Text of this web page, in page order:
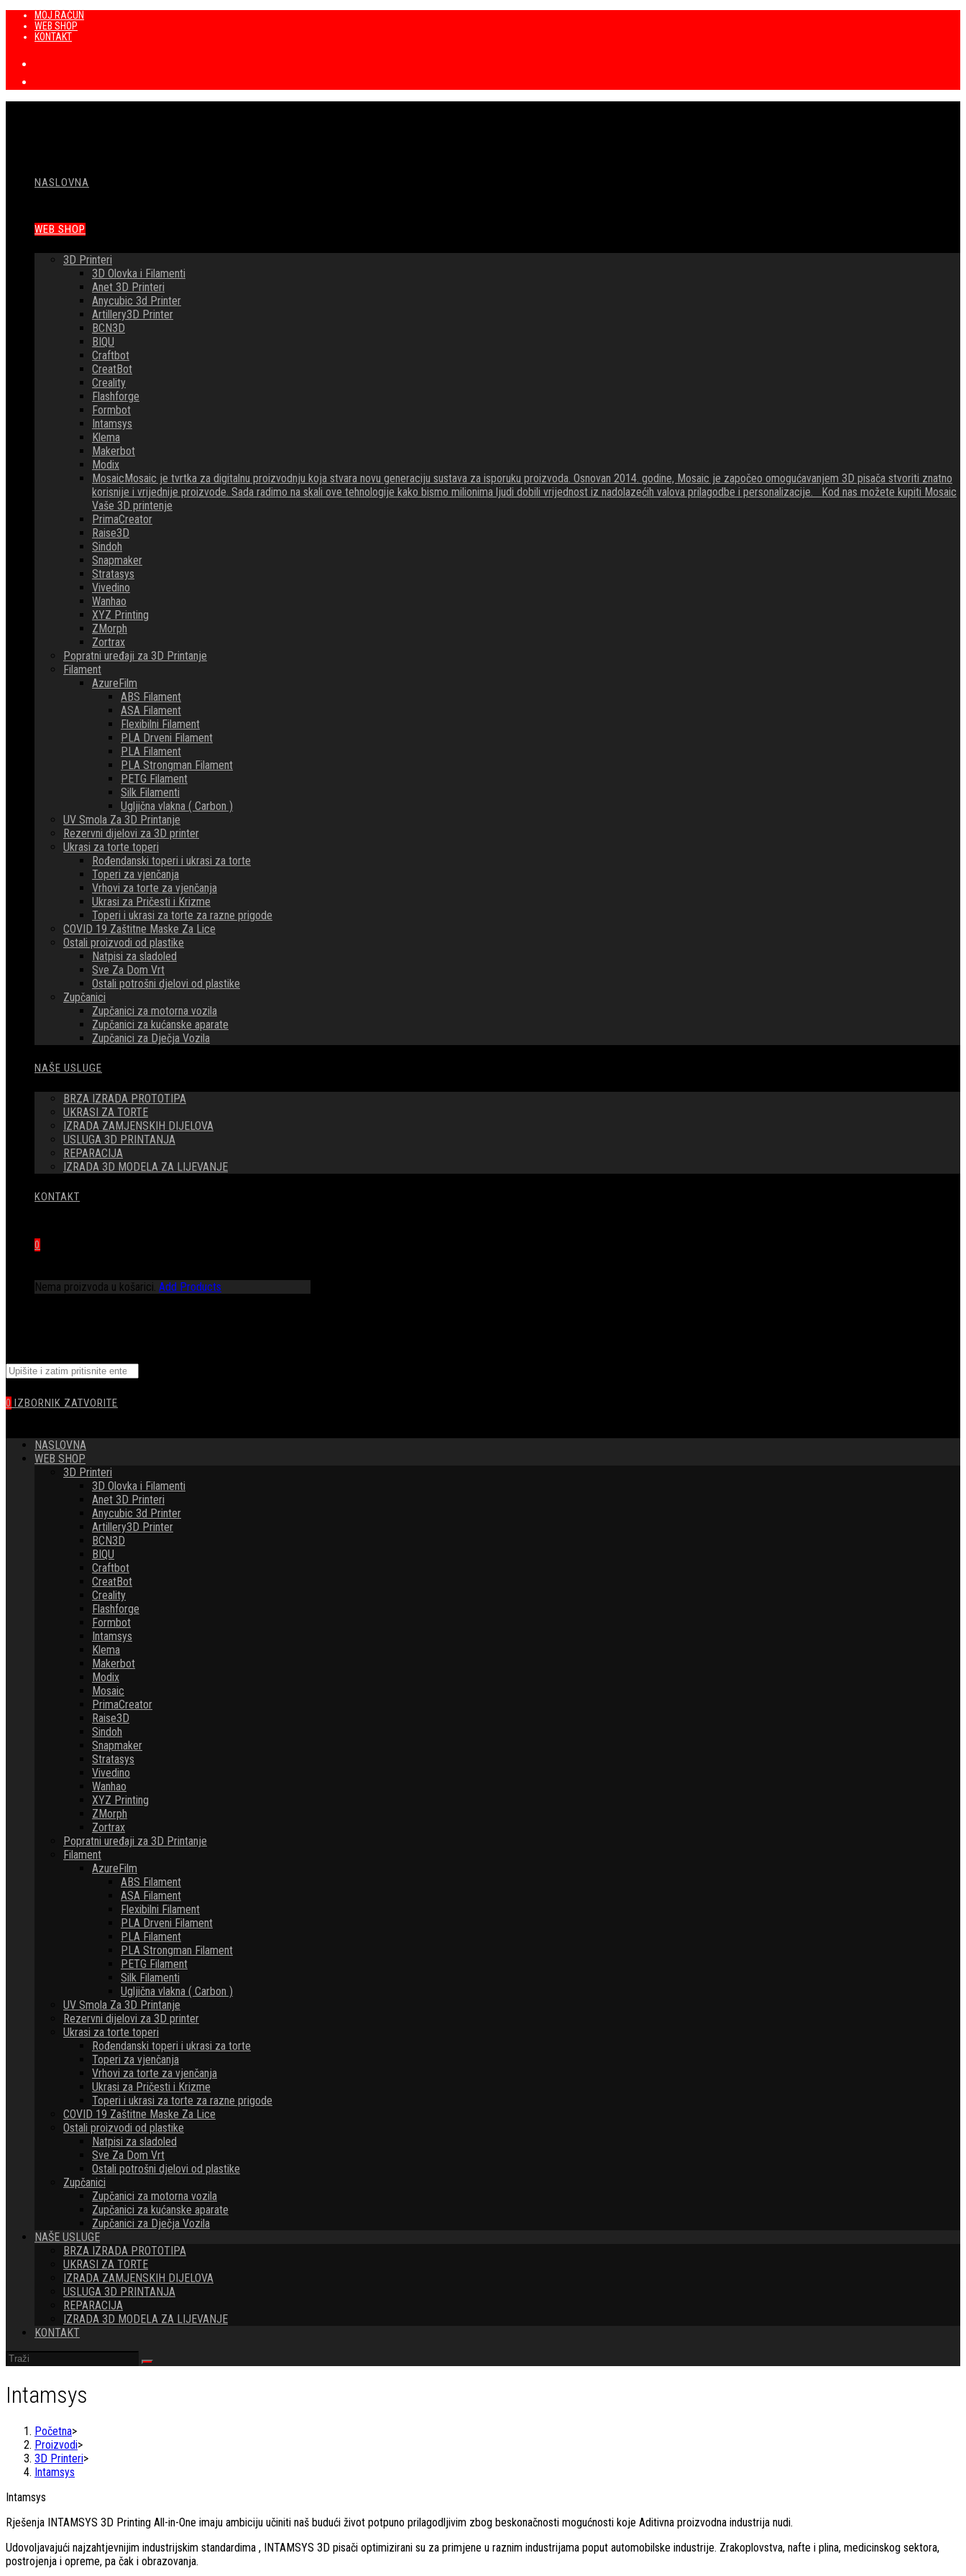
Preskoči
sadržaj
MOJ RAČUN
WEB SHOP
KONTAKT
NASLOVNA
WEB SHOP
3D Printeri
3D Olovka i Filamenti
Anet 3D Printeri
Anycubic 3d Printer
Artillery3D Printer
BCN3D
BIQU
Craftbot
CreatBot
Creality
Flashforge
Formbot
Intamsys
Klema
Makerbot
Modix
MosaicMosaic je tvrtka za digitalnu proizvodnju koja stvara novu generaciju sustava za isporuku proizvoda. Osnovan 2014. godine, Mosaic je započeo omogućavanjem 3D pisača stvoriti znatno
korisnije i vrijednije proizvode. Sada radimo na skali ove tehnologije kako bismo milionima ljudi dobili vrijednost iz nadolazećih valova prilagodbe i personalizacije. Kod nas možete kupiti Mosaic
Vaše 3D printenje
PrimaCreator
Raise3D
Sindoh
Snapmaker
Stratasys
Vivedino
Wanhao
XYZ Printing
ZMorph
Zortrax
Popratni uređaji za 3D Printanje
Filament
AzureFilm
ABS Filament
ASA Filament
Flexibilni Filament
PLA Drveni Filament
PLA Filament
PLA Strongman Filament
PETG Filament
Silk Filamenti
Ugljična vlakna ( Carbon )
UV Smola Za 3D Printanje
Rezervni dijelovi za 3D printer
Ukrasi za torte toperi
Rođendanski toperi i ukrasi za torte
Toperi za vjenčanja
Vrhovi za torte za vjenčanja
Ukrasi za Pričesti i Krizme
Toperi i ukrasi za torte za razne prigode
COVID 19 Zaštitne Maske Za Lice
Ostali proizvodi od plastike
Natpisi za sladoled
Sve Za Dom Vrt
Ostali potrošni djelovi od plastike
Zupčanici
Zupčanici za motorna vozila
Zupčanici za kućanske aparate
Zupčanici za Dječja Vozila
NAŠE USLUGE
BRZA IZRADA PROTOTIPA
UKRASI ZA TORTE
IZRADA ZAMJENSKIH DIJELOVA
USLUGA 3D PRINTANJA
REPARACIJA
IZRADA 3D MODELA ZA LIJEVANJE
KONTAKT
0
Nema proizvoda u košarici. Add Products
WEBSITE
Pretražite
ovu
web
stranicu
0 IZBORNIK ZATVORITE
NASLOVNA
WEB SHOP
3D Printeri
3D Olovka i Filamenti
Anet 3D Printeri
Anycubic 3d Printer
Artillery3D Printer
BCN3D
BIQU
Craftbot
CreatBot
Creality
Flashforge
Formbot
Intamsys
Klema
Makerbot
Modix
Mosaic
PrimaCreator
Raise3D
Sindoh
Snapmaker
Stratasys
Vivedino
Wanhao
XYZ Printing
ZMorph
Zortrax
Popratni uređaji za 3D Printanje
Filament
AzureFilm
ABS Filament
ASA Filament
Flexibilni Filament
PLA Drveni Filament
PLA Filament
PLA Strongman Filament
PETG Filament
Silk Filamenti
Ugljična vlakna ( Carbon )
UV Smola Za 3D Printanje
Rezervni dijelovi za 3D printer
Ukrasi za torte toperi
Rođendanski toperi i ukrasi za torte
Toperi za vjenčanja
Vrhovi za torte za vjenčanja
Ukrasi za Pričesti i Krizme
Toperi i ukrasi za torte za razne prigode
COVID 19 Zaštitne Maske Za Lice
Ostali proizvodi od plastike
Natpisi za sladoled
Sve Za Dom Vrt
Ostali potrošni djelovi od plastike
Zupčanici
Zupčanici za motorna vozila
Zupčanici za kućanske aparate
Zupčanici za Dječja Vozila
NAŠE USLUGE
BRZA IZRADA PROTOTIPA
UKRASI ZA TORTE
IZRADA ZAMJENSKIH DIJELOVA
USLUGA 3D PRINTANJA
REPARACIJA
IZRADA 3D MODELA ZA LIJEVANJE
KONTAKT
Intamsys
Početna>
Proizvodi>
3D Printeri>
Intamsys
Intamsys
Rješenja INTAMSYS 3D Printing All-in-One imaju ambiciju učiniti naš budući život potpuno prilagodljivim zbog beskonačnosti mogućnosti koje Aditivna proizvodna industrija nudi.
Udovoljavajući najzahtjevnijim industrijskim standardima , INTAMSYS 3D pisači optimizirani su za primjene u raznim industrijama poput automobilske industrije. Zrakoplovstva, nafte i plina, medicinskog sektora,
postrojenja i opreme, pa čak i obrazovanja.